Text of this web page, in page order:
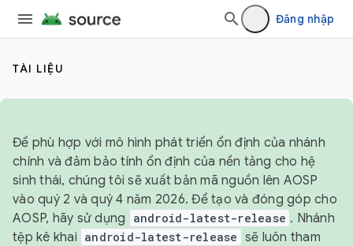
Đăng nhập
TÀI LIỆU
Để phù hợp với mô hình phát triển ổn định của nhánh
chính và đảm bảo tính ổn định của nền tảng cho hệ
sinh thái, chúng tôi sẽ xuất bản mã nguồn lên AOSP
vào quý 2 và quý 4 năm 2026. Để tạo và đóng góp cho
AOSP, hãy sử dụng
android-latest-release . Nhánh
tệp kê khai android-latest-release sẽ luôn tham